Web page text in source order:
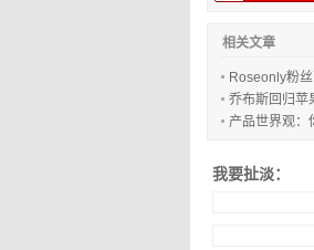
相关文章
Roseonly粉
乔布斯回归苹
产品世界观：
我要扯淡：